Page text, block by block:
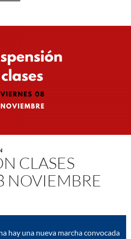
CLASES
NOVIEMBRE
hay una nueva marcha convocada